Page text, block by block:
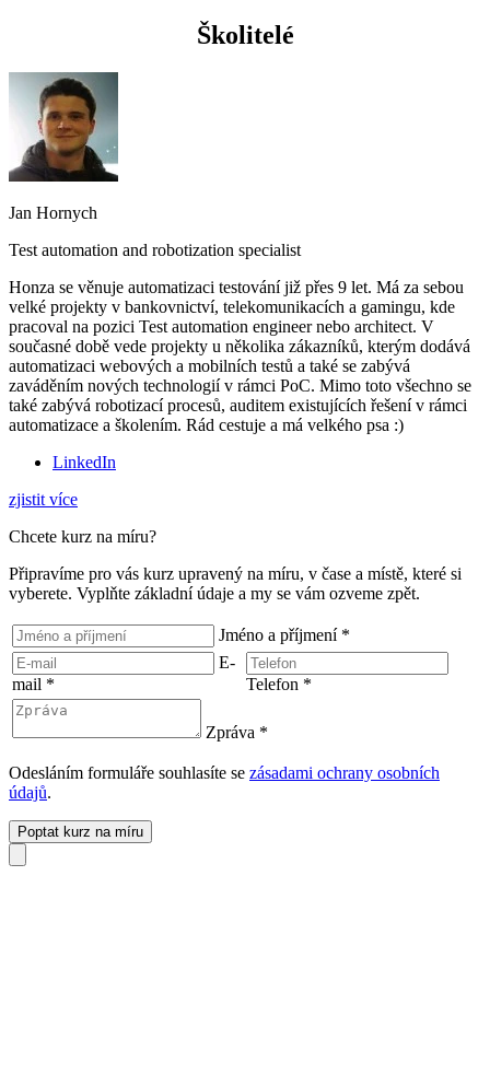
Školitelé
Jan Hornych
Test automation and robotization specialist
Honza se věnuje automatizaci testování již přes 9 let. Má za sebou
velké projekty v bankovnictví, telekomunikacích a gamingu, kde
pracoval na pozici Test automation engineer nebo architect. V
současné době vede projekty u několika zákazníků, kterým dodává
automatizaci webových a mobilních testů a také se zabývá
zaváděním nových technologií v rámci PoC. Mimo toto všechno se
také zabývá robotizací procesů, auditem existujících řešení v rámci
automatizace a školením. Rád cestuje a má velkého psa :)
LinkedIn
zjistit více
Chcete kurz na míru?
Připravíme pro vás kurz upravený na míru, v čase a místě, které si
vyberete. Vyplňte základní údaje a my se vám ozveme zpět.
Jméno a příjmení *
E-
mail * Telefon *
Zpráva *
Odesláním formuláře souhlasíte se zásadami ochrany osobních
údajů.
Poptat kurz na míru